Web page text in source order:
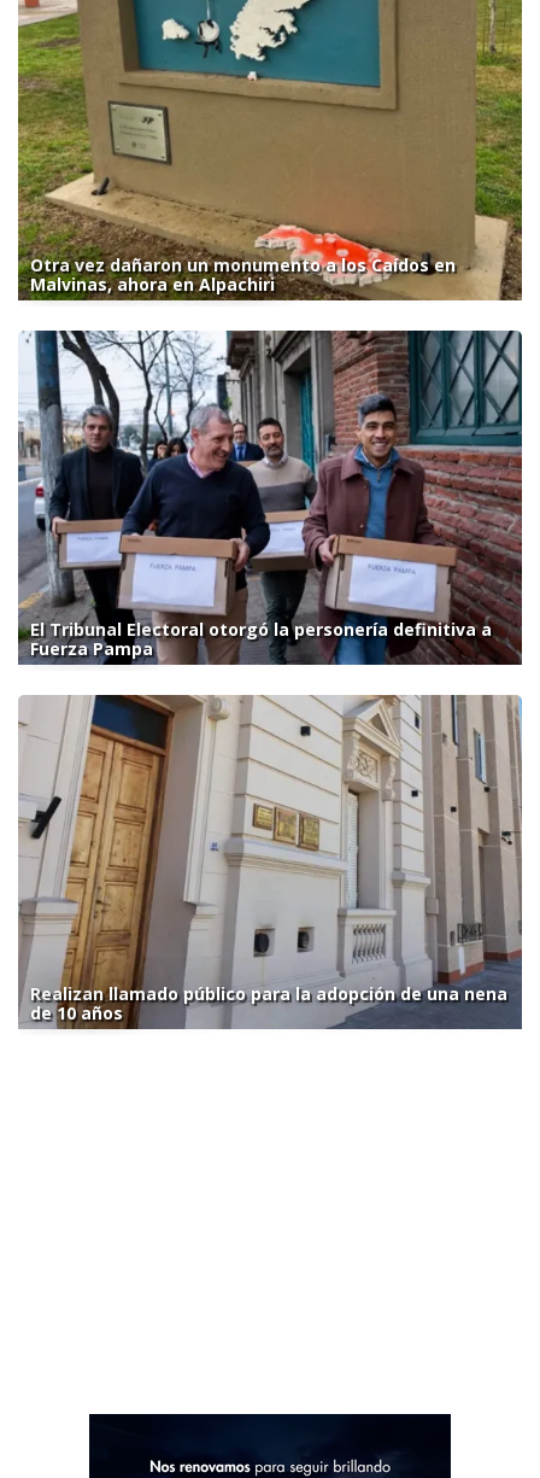
Otra vez dañaron un monumento a los Caídos en
Malvinas, ahora en Alpachiri
El Tribunal Electoral otorgó la personería definitiva a
Fuerza Pampa
Realizan llamado público para la adopción de una nena
de 10 años